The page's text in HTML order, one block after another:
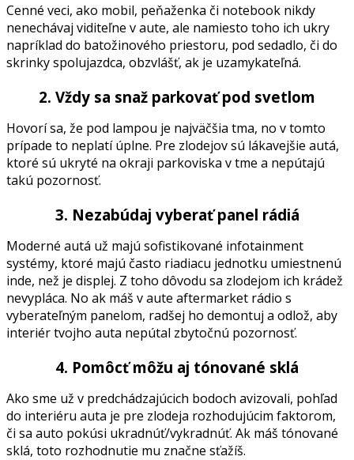
Cenné veci, ako mobil, peňaženka či notebook nikdy
nenechávaj viditeľne v aute, ale namiesto toho ich ukry
napríklad do batožinového priestoru, pod sedadlo, či do
skrinky spolujazdca, obzvlášť, ak je uzamykateľná.
2. Vždy sa snaž parkovať pod svetlom
Hovorí sa, že pod lampou je najväčšia tma, no v tomto
prípade to neplatí úplne. Pre zlodejov sú lákavejšie autá,
ktoré sú ukryté na okraji parkoviska v tme a nepútajú
takú pozornosť.
3. Nezabúdaj vyberať panel rádiá
Moderné autá už majú sofistikované infotainment
systémy, ktoré majú často riadiacu jednotku umiestnenú
inde, než je displej. Z toho dôvodu sa zlodejom ich krádež
nevypláca. No ak máš v aute aftermarket rádio s
vyberateľným panelom, radšej ho demontuj a odlož, aby
interiér tvojho auta nepútal zbytočnú pozornosť.
4. Pomôcť môžu aj tónované sklá
Ako sme už v predchádzajúcich bodoch avizovali, pohľad
do interiéru auta je pre zlodeja rozhodujúcim faktorom,
či sa auto pokúsi ukradnúť/vykradnúť. Ak máš tónované
sklá, toto rozhodnutie mu značne sťažíš.